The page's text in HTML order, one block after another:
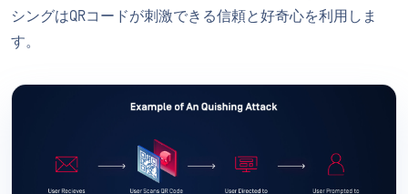
シングはQRコードが刺激できる信頼と好奇心を利用しま
す。